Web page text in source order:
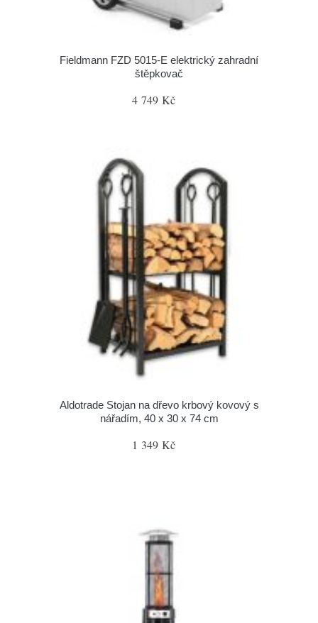
Fieldmann FZD 5015-E elektrický zahradní
štěpkovač
4 749 Kč
Aldotrade Stojan na dřevo krbový kovový s
nářadím, 40 x 30 x 74 cm
1 349 Kč